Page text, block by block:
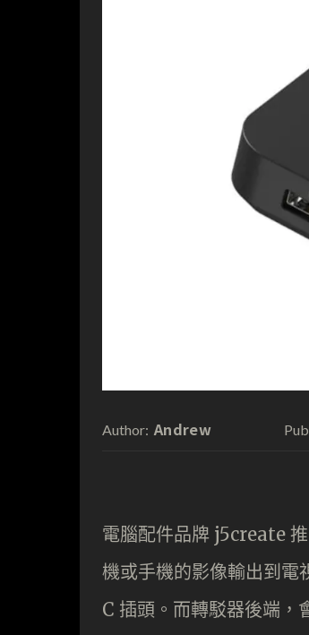
Author: Andrew
電腦配件品牌 j5create
機或手機的影像輸出到電
C 插頭。而轉駁器後端